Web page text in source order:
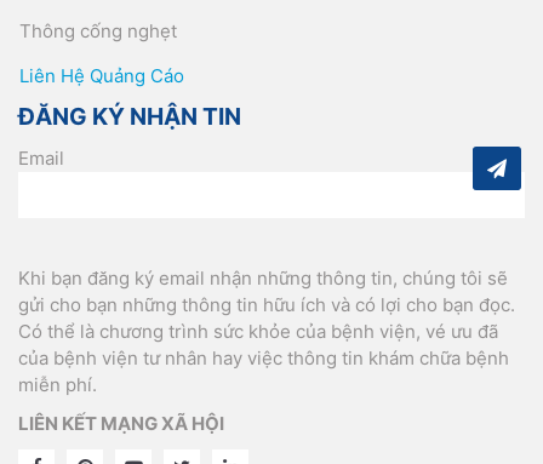
Thông cống nghẹt
Liên Hệ Quảng Cáo
ĐĂNG KÝ NHẬN TIN
Email
Khi bạn đăng ký email nhận những thông tin, chúng tôi sẽ
gửi cho bạn những thông tin hữu ích và có lợi cho bạn đọc.
Có thể là chương trình sức khỏe của bệnh viện, vé ưu đã
của bệnh viện tư nhân hay việc thông tin khám chữa bệnh
miễn phí.
LIÊN KẾT MẠNG XÃ HỘI